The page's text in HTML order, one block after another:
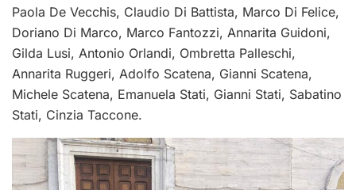
Paola De Vecchis, Claudio Di Battista, Marco Di Felice,
Doriano Di Marco, Marco Fantozzi, Annarita Guidoni,
Gilda Lusi, Antonio Orlandi, Ombretta Palleschi,
Annarita Ruggeri, Adolfo Scatena, Gianni Scatena,
Michele Scatena, Emanuela Stati, Gianni Stati, Sabatino
Stati, Cinzia Taccone.